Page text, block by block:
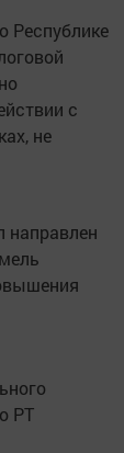
Республике
с
не
направлен
РТ